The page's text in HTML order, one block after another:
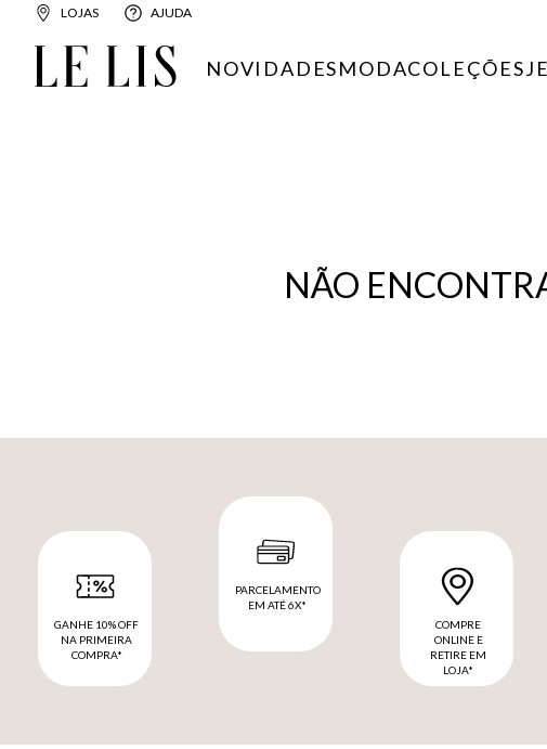
LOJAS AJUDA
NOVIDADESMODACOLEÇÕES
NÃO
GANHE 10% OFF
NA PRIMEIRA
COMPRA*
PARCELAMENTO
EM ATÉ 6X*
COMPRE
ONLINE E
RETIRE EM
LOJA*